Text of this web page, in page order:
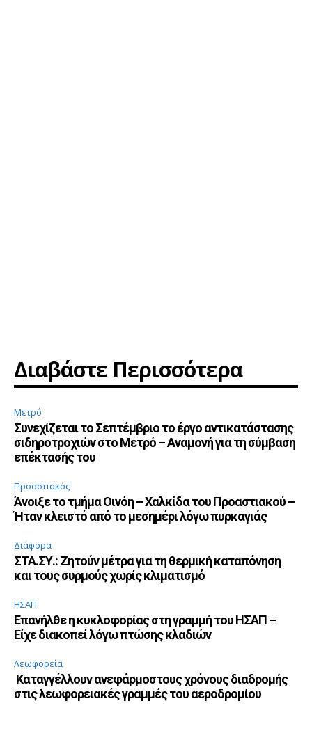
Διαβάστε Περισσότερα
Μετρό
Συνεχίζεται το Σεπτέμβριο το έργο αντικατάστασης
σιδηροτροχιών στο Μετρό – Αναμονή για τη σύμβαση
επέκτασής του
Προαστιακός
Άνοιξε το τμήμα Οινόη – Χαλκίδα του Προαστιακού –
Ήταν κλειστό από το μεσημέρι λόγω πυρκαγιάς
Διάφορα
ΣΤΑ.ΣΥ.: Ζητούν μέτρα για τη θερμική καταπόνηση
και τους συρμούς χωρίς κλιματισμό
ΗΣΑΠ
Επανήλθε η κυκλοφορίας στη γραμμή του ΗΣΑΠ –
Είχε διακοπεί λόγω πτώσης κλαδιών
Λεωφορεία
Καταγγέλλουν ανεφάρμοστους χρόνους διαδρομής
στις λεωφορειακές γραμμές του αεροδρομίου